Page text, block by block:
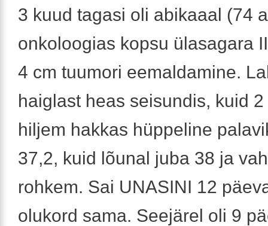
3 kuud tagasi oli abikaaal (74
onkoloogias kopsu ülasagara
4 cm tuumori eemaldamine.
haiglast heas seisundis, kuid
hiljem hakkas hüppeline
37,2, kuid lõunal juba 38 ja
rohkem. Sai UNASINI 12
olukord sama. Seejärel oli 9